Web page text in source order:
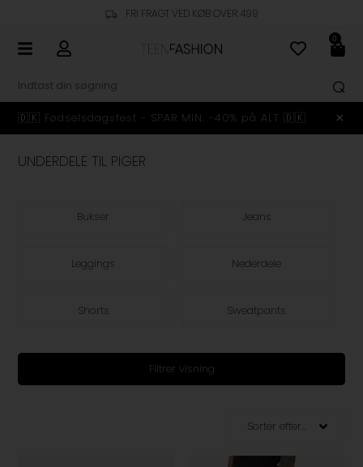
KUNDESERVICE - +45 23 48 10 99
0
🇩🇰 Fødselsdagsfest - SPAR MIN. -40% på ALT 🇩🇰
UNDERDELE TIL PIGER
Bukser Jeans
Leggings Nederdele
Shorts Sweatpants
Filtrer visning